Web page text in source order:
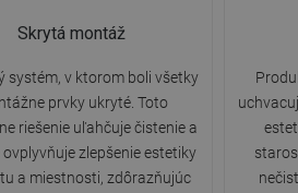
Skrytá montáž
systém, v ktorom boli všetky
prvky ukryté. Toto
riešenie uľahčuje čistenie a
zlepšenie estetiky
a miestnosti, zdôrazňujúc